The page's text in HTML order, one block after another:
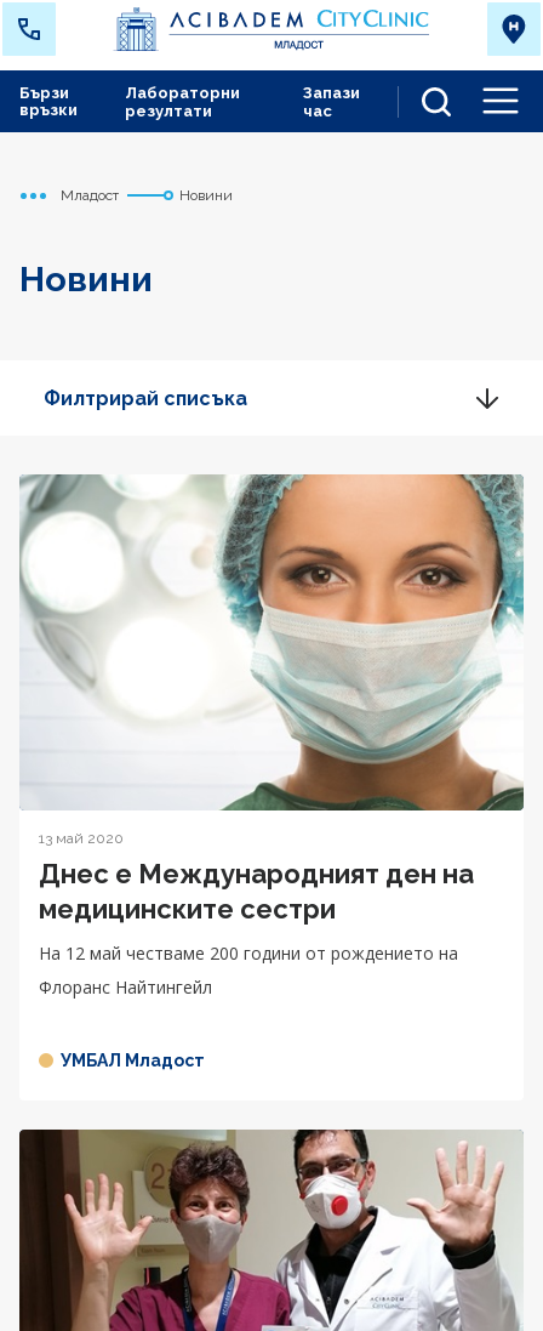
Лабораторни
резултати
Запази
час
Бързи
връзки
Начало
Младост Новини
Новини
Филтрирай списъка
13 май 2020
Днес е Международният ден на
медицинските сестри
На 12 май честваме 200 години от рождението на
Флоранс Найтингейл
УМБАЛ Младост